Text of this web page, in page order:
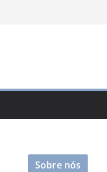
Sobre nós